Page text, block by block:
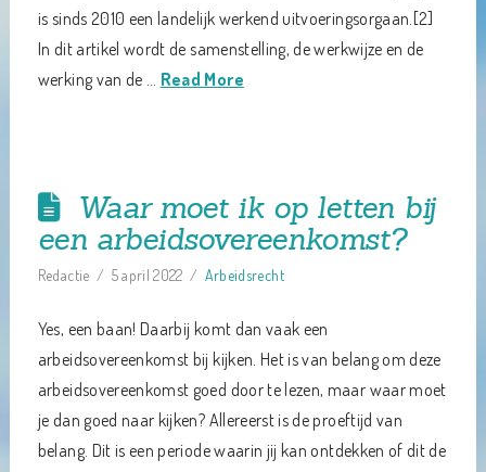
is sinds 2010 een landelijk werkend uitvoeringsorgaan.[2]
In dit artikel wordt de samenstelling, de werkwijze en de
werking van de … Read More
Waar moet ik op letten bij
een arbeidsovereenkomst?
Redactie 5 april 2022 Arbeidsrecht
Yes, een baan! Daarbij komt dan vaak een
arbeidsovereenkomst bij kijken. Het is van belang om deze
arbeidsovereenkomst goed door te lezen, maar waar moet
je dan goed naar kijken? Allereerst is de proeftijd van
belang. Dit is een periode waarin jij kan ontdekken of dit de